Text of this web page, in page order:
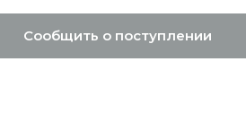
Сообщить о поступлении